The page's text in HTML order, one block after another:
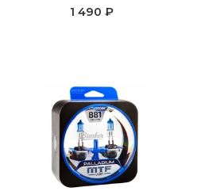
1 490 ₽